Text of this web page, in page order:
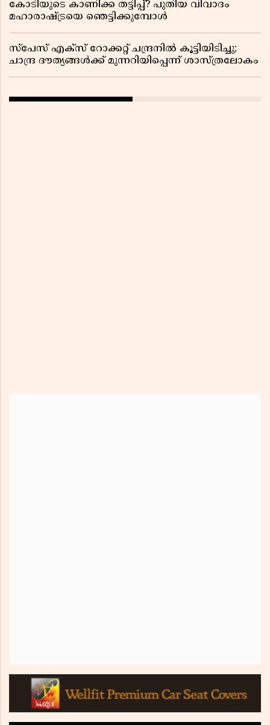
കോടിയുടെ കാണിക്ക തട്ടിപ്പ്? പുതിയ വിവാദം
മഹാരാഷ്ട്രയെ ഞെട്ടിക്കുമ്പോൾ
സ്പേസ് എക്സ് റോക്കറ്റ് ചന്ദ്രനിൽ കൂട്ടിയിടിച്ചു;
ചാന്ദ്ര ദൗത്യങ്ങൾക്ക് മുന്നറിയിപ്പെന്ന് ശാസ്ത്രലോകം ​​​​​​​